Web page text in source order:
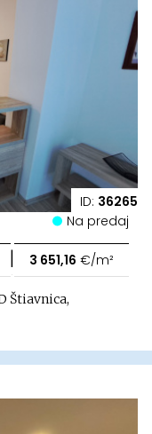
ID: 36265
Na predaj
| 3 651,16 €/m²
Štiavnica,